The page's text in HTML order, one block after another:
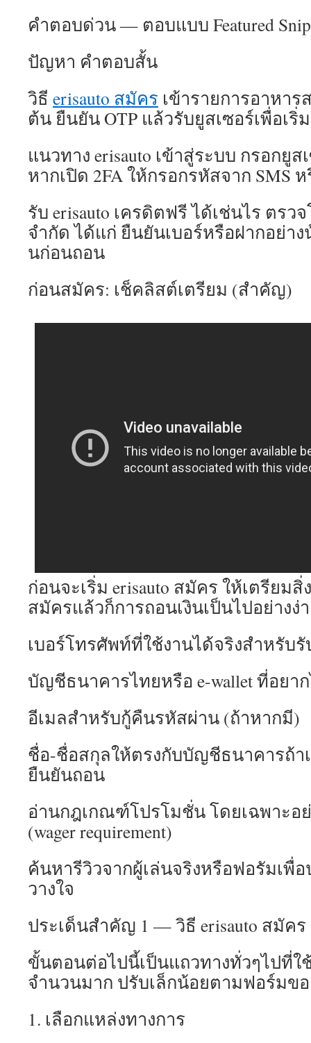
คำตอบด่วน — ตอบแบบ Featured
ปัญหา คำตอบสั้น
วิธี erisauto สมัคร เข้ารายการอาหา
ต้น ยืนยัน OTP แล้วรับยูสเซอร์เพื่อเริ่
แนวทาง erisauto เข้าสู่ระบบ กรอกยู
หากเปิด 2FA ให้กรอกรหัสจาก SMS
รับ erisauto เครดิตฟรี ได้เช่นไร ตร
จำกัด ได้แก่ ยืนยันเบอร์หรือฝากอย่า
นก่อนถอน
ก่อนสมัคร: เช็คลิสต์เตรียม (สำคัญ)
ก่อนจะเริ่ม erisauto สมัคร ให้เตรียม
สมัครแล้วก็การถอนเงินเป็นไปอย่างง่
เบอร์โทรศัพท์ที่ใช้งานได้จริงสำหรับรั
บัญชีธนาคารไทยหรือ e-wallet ที่อยา
อีเมลสำหรับกู้คืนรหัสผ่าน (ถ้าหากมี)
ชื่อ-ชื่อสกุลให้ตรงกับบัญชีธนาคารถ้า
ยืนยันถอน
อ่านกฎเกณฑ์โปรโมชั่น โดยเฉพาะอ
(wager requirement)
ค้นหารีวิวจากผู้เล่นจริงหรือฟอรัมเพื่
วางใจ
ประเด็นสำคัญ 1 — วิธี erisauto สมัค
ขั้นตอนต่อไปนี้เป็นแถวทางทั่วๆไปที่
จำนวนมาก ปรับเล็กน้อยตามฟอร์มข
1. เลือกแหล่งทางการ